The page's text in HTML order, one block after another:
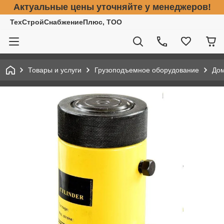
Актуальные цены уточняйте у менеджеров!
ТехСтройСнабжениеПлюс, ТОО
Товары и услуги Грузоподъемное оборудование